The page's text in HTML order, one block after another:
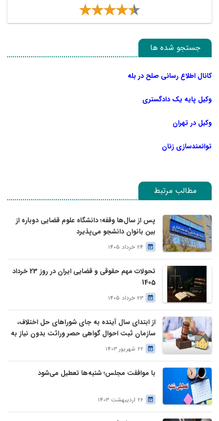
جستجو شده ها
کانال اطلاع رسانی صلح در بله
وکیل پایه یک دادگستری
وکیل در تهران
توانمندسازی زنان
مطالب مرتبط
پس از سال‌ها وقفه؛ دانشگاه علوم قضایی دوباره از
بین بانوان دانشجو می‌پذیرد
24 خرداد 1405
تحولات مهم حقوقی و قضایی ایران در روز 23 خرداد
1405
23 خرداد 1405
از ابتدای سال آینده به جای شوراهای حل اختلاف،
سازمان ثبت احوال گواهی حصر وراثت بدون نیاز به
درخواست وراث صادر خواهد کرد
22 شهریور 1403
با موافقت مجلس؛ شنبه‌ها تعطیل می‌شود
26 اردیبهشت 1403